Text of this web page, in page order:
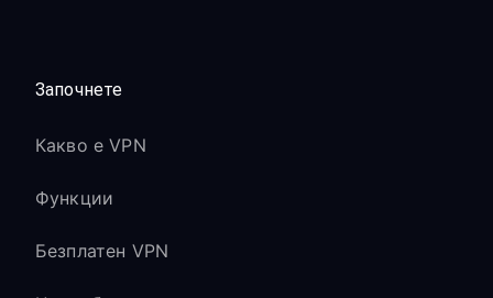
Започнете
Какво е VPN
Функции
Безплатен VPN